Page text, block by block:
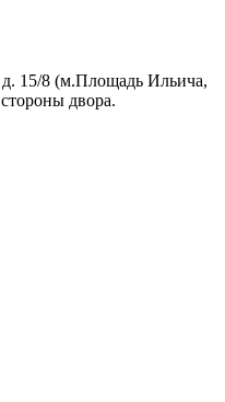
д. 15/8 (м.Площадь Ильича,
двора.